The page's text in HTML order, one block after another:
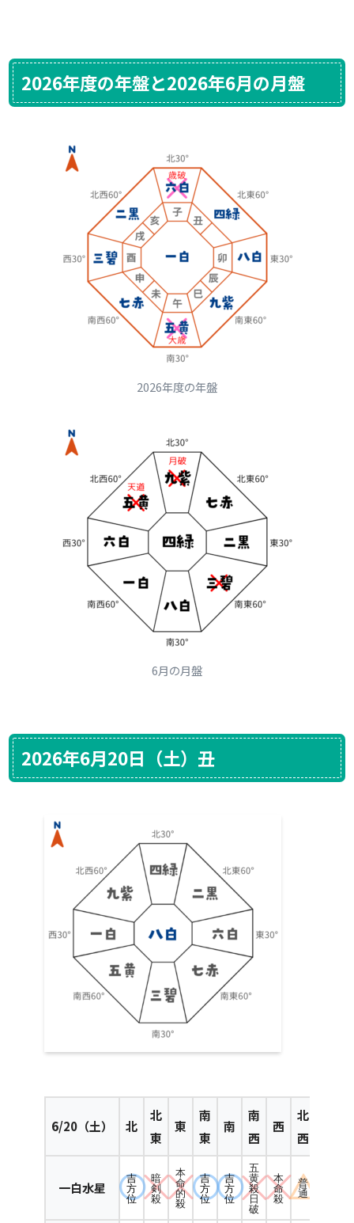
2026年度の年盤と2026年6月の月盤
2026年度の年盤
6月の月盤
2026年6月20日（土）丑
6/20（土） 北
北
東
東
南
東
南
南
西
西
北
西
一白水星
吉
方
位
暗
剣
殺
本
命
的
殺
吉
方
位
吉
方
位
五
黄
殺
日
破
本
命
殺
普
通